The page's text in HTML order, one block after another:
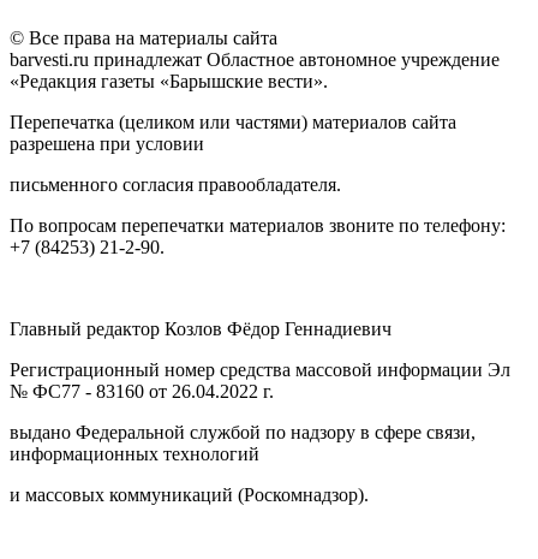
© Все права на материалы сайта
barvesti.ru принадлежат Областное автономное учреждение
«Редакция газеты «Барышские вести».
Перепечатка (целиком или частями) материалов сайта
разрешена при условии
письменного согласия правообладателя.
По вопросам перепечатки материалов звоните по телефону:
+7 (84253) 21-2-90.
Главный редактор Козлов Фёдор Геннадиевич
Регистрационный номер средства массовой информации Эл
№ ФС77 - 83160 от 26.04.2022 г.
выдано Федеральной службой по надзору в сфере связи,
информационных технологий
и массовых коммуникаций (Роскомнадзор).